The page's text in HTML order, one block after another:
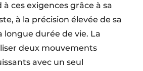
ces exigences grâce à sa
à la précision élevée de sa
longue durée de vie. La
deux mouvements
avec un seul